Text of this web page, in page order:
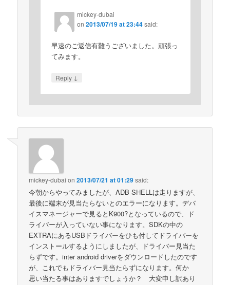
mickey-dubai
on2013/07/19 at 23:44 said:
早速のご返信有難うございました。頑張っ
てみます。
Reply ↓
mickey-dubai on2013/07/21 at 01:29said:
今朝からやってみましたが、ADB SHELLは走りますが、
最後に端末が見当たらないとのエラーになります。デバ
イスマネージャーで見るとK900?となっているので、ド
ライバーが入っていない事になります。SDKの中の
EXTRAにあるUSBドライバーをひも付してドライバーを
インストールするようにしましたが、ドライバー見当た
らずです。inter android driverをダウンロードしたのです
が、これでもドライバー見当たらずになります。何か
思い当たる事はありますでしょうか？ 大変申し訳あり